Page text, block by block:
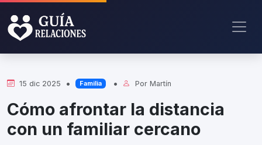
15 dic 2025 • Familia • PorMartín
Cómo afrontar la distancia
con un familiar cercano